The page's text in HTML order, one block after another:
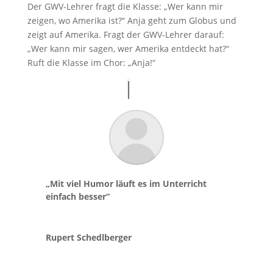
Der GWV-Lehrer fragt die Klasse: „Wer kann mir
zeigen, wo Amerika ist?“ Anja geht zum Globus und
zeigt auf Amerika. Fragt der GWV-Lehrer darauf:
„Wer kann mir sagen, wer Amerika entdeckt hat?“
Ruft die Klasse im Chor: „Anja!“
„Mit viel Humor läuft es im Unterricht
einfach besser“
Rupert Schedlberger